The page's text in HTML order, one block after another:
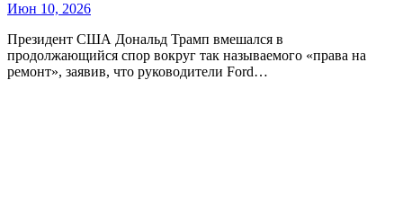
Июн 10, 2026
Президент США Дональд Трамп вмешался в
продолжающийся спор вокруг так называемого «права на
ремонт», заявив, что руководители Ford…